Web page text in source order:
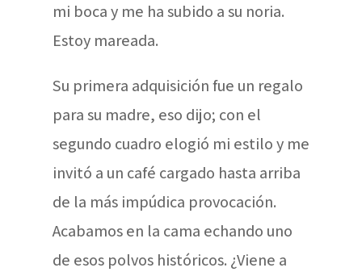
mi boca y me ha subido a su noria.
Estoy mareada.
Su primera adquisición fue un regalo
para su madre, eso dijo; con el
segundo cuadro elogió mi estilo y me
invitó a un café cargado hasta arriba
de la más impúdica provocación.
Acabamos en la cama echando uno
de esos polvos históricos. ¿Viene a